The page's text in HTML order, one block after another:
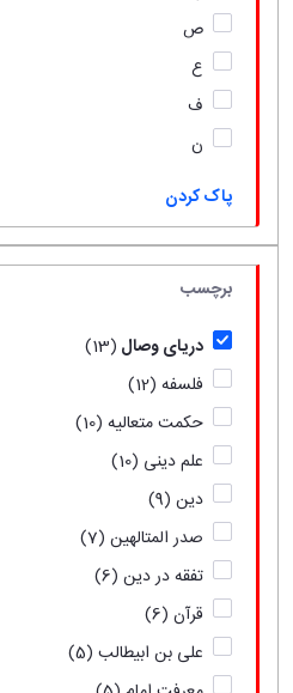
ص
ع
ف
ن
پاک کردن
برچسب
دریای وصال (13)
فلسفه (12)
حکمت متعالیه (10)
علم دینی (10)
دین (9)
صدر المتالهین (7)
تفقه در دین (6)
قرآن (6)
علی بن ابیطالب (5)